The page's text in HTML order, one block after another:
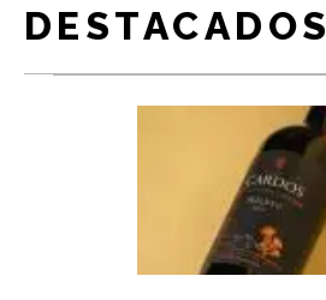
DESTACADOS